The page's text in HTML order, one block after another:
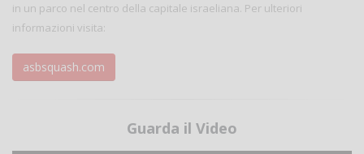
in un parco nel centro della capitale israeliana. Per ulteriori
informazioni visita:
asbsquash.com
Guarda il Video